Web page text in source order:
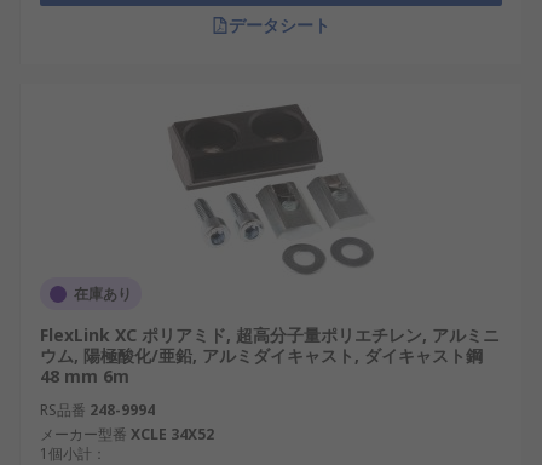
データシート
在庫あり
FlexLink XC ポリアミド, 超高分子量ポリエチレン, アルミニ
ウム, 陽極酸化/亜鉛, アルミダイキャスト, ダイキャスト鋼
48 mm 6m
RS品番 248-9994
メーカー型番 XCLE 34X52
1個小計：